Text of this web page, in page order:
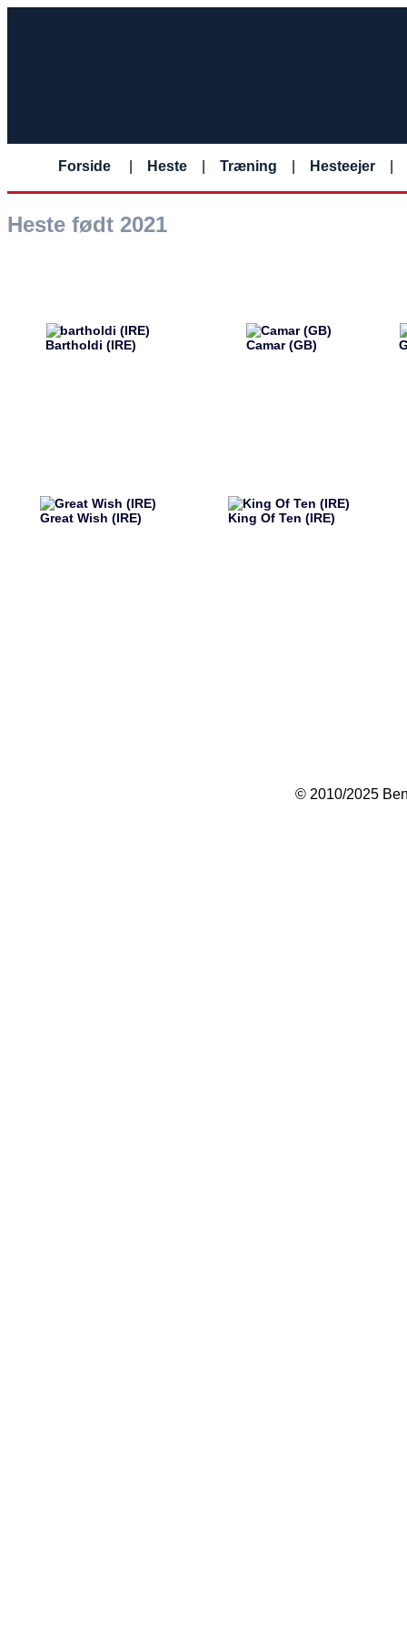
Forside Heste Træning Hesteejer
Heste født 2021
Bartholdi (IRE) Camar (GB)
Great Wish (IRE) King Of Ten (IRE)
© 2010/2025